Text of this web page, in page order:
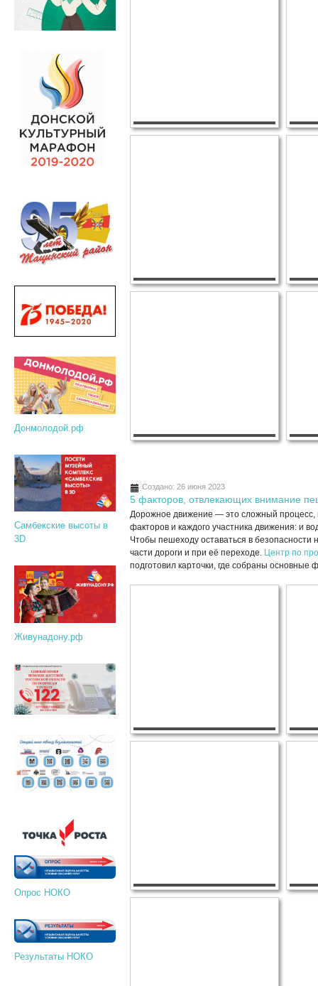
Создано: 26 июня 2023
5 факторов, отвлекающих внимание
Дорожное движение — это сложный процесс,
факторов и каждого участника движения: и
Чтобы пешеходу оставаться в
части дороги и при её переходе. Центр по
подготовил карточки, где собраны
Донмолодой.рф
Самбекские высоты в
3D
Живунадону.рф
Опрос НОКО
Результаты НОКО